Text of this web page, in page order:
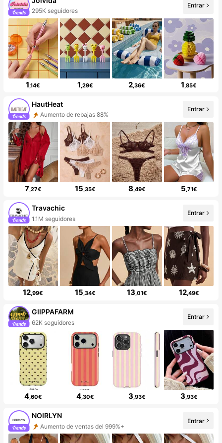
295K seguidores
Entrar
1,14€ 1,29€ 2,36€ 1,85€
HautHeat
Aumento de rebajas 88%
Entrar
7,27€ 15,35€ 8,49€ 5,71€
Travachic
1.1M seguidores
Entrar
12,99€ 15,34€ 13,01€ 12,49€
GIIPPAFARM
62K seguidores
Entrar
4,60€ 4,30€ 3,93€ 3,93€
NOIRLYN
Aumento de ventas del 999%+
Entrar